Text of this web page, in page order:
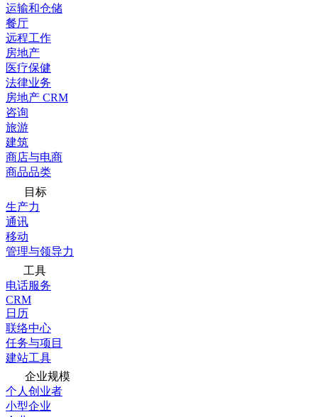
运输和仓储
餐厅
远程工作
房地产
医疗保健
法律业务
房地产 CRM
咨询
旅游
建筑
商店与电商
商品品类
目标
生产力
通讯
移动
管理与领导力
工具
电话服务
CRM
日历
联络中心
任务与项目
建站工具
企业规模
个人创业者
小型企业